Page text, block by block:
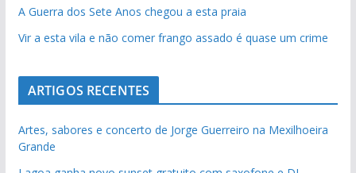
A Guerra dos Sete Anos chegou a esta praia
Vir a esta vila e não comer frango assado é quase um crime
ARTIGOS RECENTES
Artes, sabores e concerto de Jorge Guerreiro na Mexilhoeira
Grande